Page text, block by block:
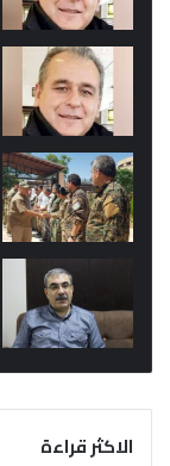
الاكثر قراءة